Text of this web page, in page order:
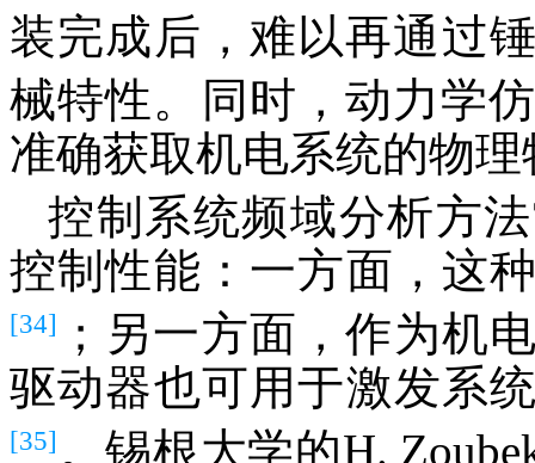
装完成后，难以再通过
械特性。同时，动力学
准确获取机电系统的物理
控制系统频域分析方
控制性能：一方面，这
[34]
；另一方面，作为机
驱动器也可用于激发系
[35] 。锡根大学的H.